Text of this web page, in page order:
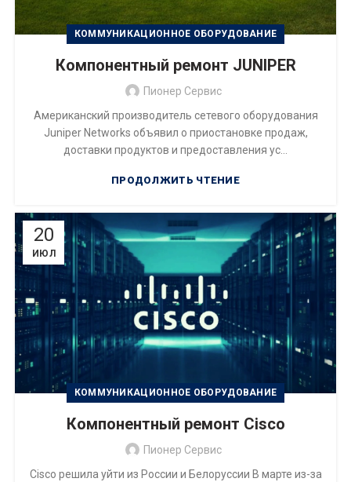
КОММУНИКАЦИОННОЕ ОБОРУДОВАНИЕ
Компонентный ремонт JUNIPER
Пионер Сервис
Американский производитель сетевого оборудования
Juniper Networks объявил о приостановке продаж,
доставки продуктов и предоставления ус...
ПРОДОЛЖИТЬ ЧТЕНИЕ
20
ИЮЛ
КОММУНИКАЦИОННОЕ ОБОРУДОВАНИЕ
Компонентный ремонт Cisco
Пионер Сервис
Cisco решила уйти из России и Белоруссии В марте из-за